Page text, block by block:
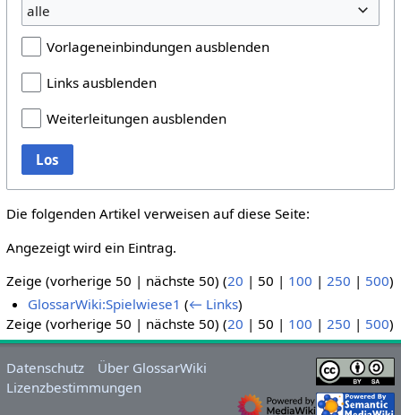
alle
Vorlageneinbindungen ausblenden
Links ausblenden
Weiterleitungen ausblenden
Los
Die folgenden Artikel verweisen auf diese Seite:
Angezeigt wird ein Eintrag.
Zeige (vorherige 50 | nächste 50) (20 | 50 | 100 | 250 | 500)
GlossarWiki:Spielwiese1 (← Links)
Zeige (vorherige 50 | nächste 50) (20 | 50 | 100 | 250 | 500)
Datenschutz
Über GlossarWiki
Lizenzbestimmungen